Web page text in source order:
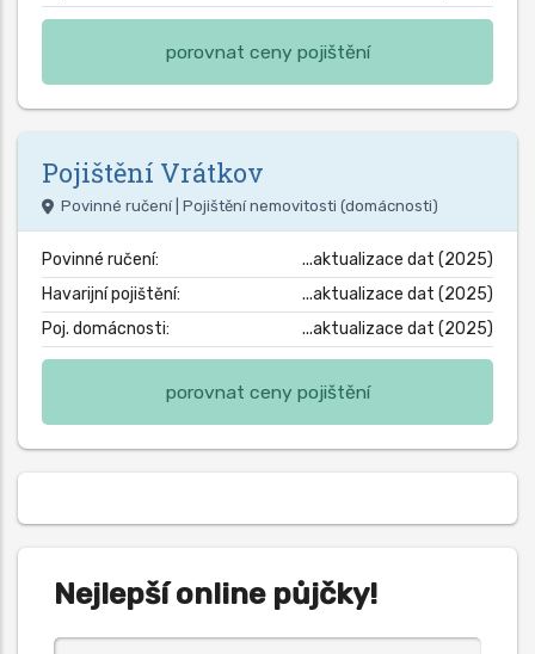
porovnat ceny pojištění
Pojištění Vrátkov
Povinné ručení | Pojištění nemovitosti (domácnosti)
Povinné ručení:
...aktualizace dat (2025)
Havarijní pojištění:
...aktualizace dat (2025)
Poj. domácnosti:
...aktualizace dat (2025)
porovnat ceny pojištění
Nejlepší online půjčky!